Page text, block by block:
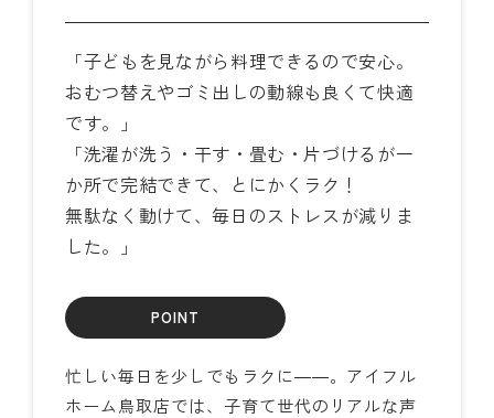
「子どもを見ながら料理できるので安心。
おむつ替えやゴミ出しの動線も良くて快適
です。」
「洗濯が洗う・干す・畳む・片づけるが一
か所で完結できて、とにかくラク！
無駄なく動けて、毎日のストレスが減りま
した。」
POINT
忙しい毎日を少しでもラクに――。アイフル
ホーム鳥取店では、子育て世代のリアルな声